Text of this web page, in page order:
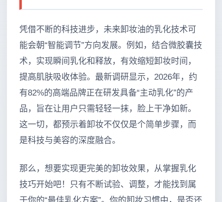
凭借不断的科技进步，未来卸妆油的乳化技术可
能会朝“智能调节”方向发展。例如，结合微胶囊技
术，实现瞬间乳化和释放，有效缩短卸妆时间，
提高肌肤吸收体验。最新调研显示，2026年，约
有82%的高端品牌正在研发具备“主动乳化”的产
品，旨在让用户只需轻轻一抹，脸上干净如新。
这一切，都预示着卸妆不仅仅是个简单步骤，而
是科技与美容的深度融合。
那么，想要实现更完美的卸妆效果，从掌握乳化
技巧开始吧！只有不断试验、调整，才能找到属